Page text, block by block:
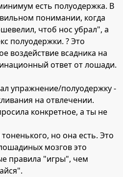
есть полуодержка. В
понимании, когда
чтоб нос убрал", а
полуодержки. ? Это
воздействие всадника на
ответ от лошади.
упражнение/полуодержку -
на отвлечении.
конкретное, а ты не
но она есть. Это
мозгов это
правила "игры", чем